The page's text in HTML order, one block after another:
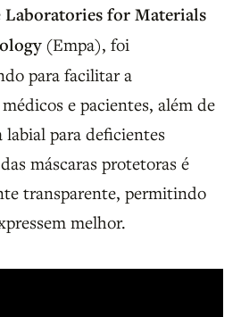
Laboratories for Materials
(Empa), foi
para facilitar a
e pacientes, além de
para deficientes
máscaras protetoras é
transparente, permitindo
melhor.